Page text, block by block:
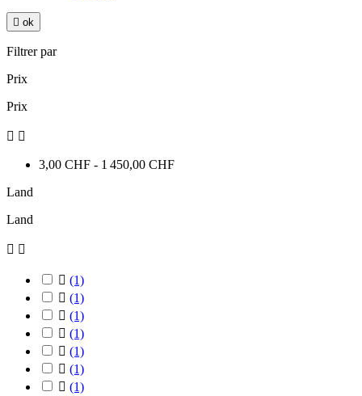
 ok
Filtrer par
Prix
Prix
 
3,00 CHF - 1 450,00 CHF
Land
Land
 
 (1)
 (1)
 (1)
 (1)
 (1)
 (1)
 (1)